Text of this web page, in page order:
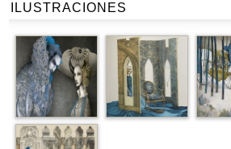
ILUSTRACIONES